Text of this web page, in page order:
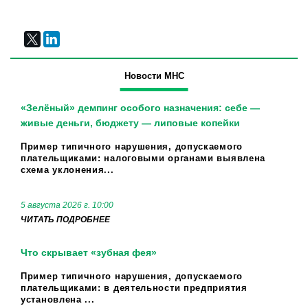
Новости МНС
«Зелёный» демпинг особого назначения: себе —
живые деньги, бюджету — липовые копейки
Пример типичного нарушения, допускаемого
плательщиками: налоговыми органами выявлена
схема уклонения...
5 августа 2026 г. 10:00
ЧИТАТЬ ПОДРОБНЕЕ
Что скрывает «зубная фея»
Пример типичного нарушения, допускаемого
плательщиками: в деятельности предприятия
установлена ...